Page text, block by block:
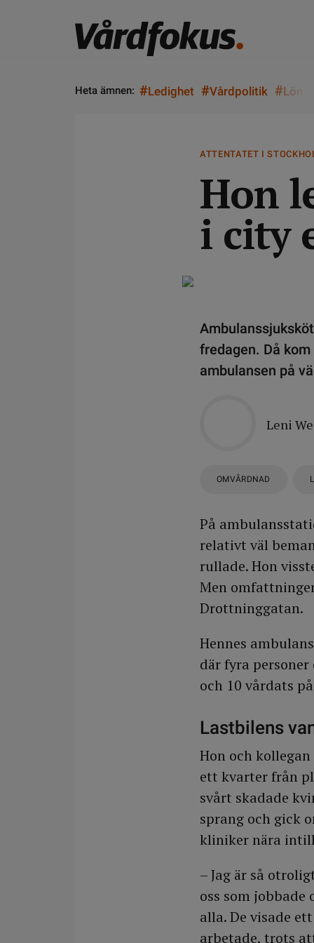
Heta ämnen: #Ledighet #Vårdpolitik #Lön
ATTENTATET I
Hon
i city
fredagen. Då
ambulansen på
Leni
OMVÅRDNAD
På
relativt väl
rullade. Hon
Men
Drottninggatan.
Hennes
där fyra
och 10 vårdats
Lastbilens
Hon och
ett kvarter från
svårt skadade
sprang och gick
kliniker nära
– Jag är så
oss som
alla. De visade
arbetade, trots